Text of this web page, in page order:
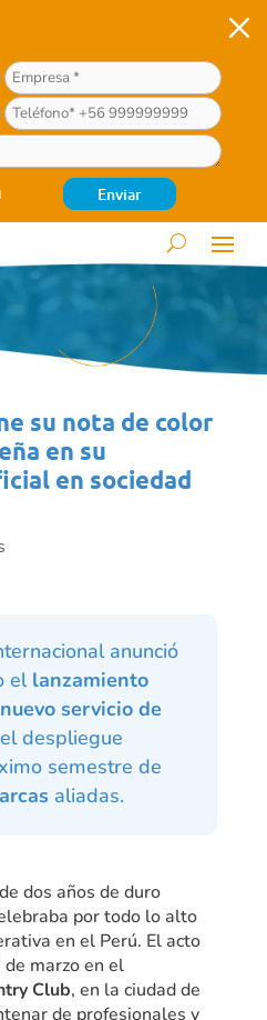
M
su nota de color
en su
en sociedad
anunció
el lanzamiento
servicio de
despliegue
semestre de
aliadas.
dos años de duro
por todo lo alto
en el Perú. El acto
marzo en el
Club, en la ciudad de
de profesionales y